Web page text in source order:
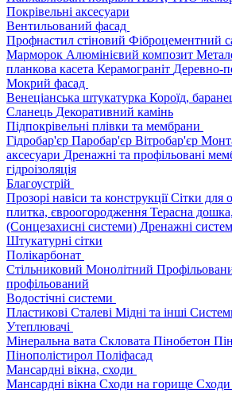
Покрівельні аксесуари
Вентильований фасад
Профнастил стіновий Фіброцементний
Марморок Алюмінієвий композит
планкова касета Керамограніт Деревно-
Мокрий фасад
Венеціанська штукатурка Короїд,
Сланець Декоративний камінь
Підпокрівельні плівки та мембрани
Гідробар'єр Паробар'єр Вітробар'єр
аксесуари Дренажні та профільовані
гідроізоляція
Благоустрій
Прозорі навіси та конструкціїСітки для
плитка, євроогородження Терасна
(Сонцезахисні системи) Дренажні
Штукатурні сітки
Полікарбонат
Стільниковий Монолітний
профільований
Водостічні системи
Пластикові Сталеві Мідні та інші
Утеплювачі
Мінеральна вата Скловата Пінобетон
Пінополістирол Поліфасад
Мансардні вікна, сходи
Мансардні вікна Сходи на горище Сходи